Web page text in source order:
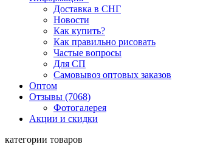
Доставка в СНГ
Новости
Как купить?
Как правильно рисовать
Частые вопросы
Для СП
Самовывоз оптовых заказов
Оптом
Отзывы (7068)
Фотогалерея
Акции и скидки
категории товаров